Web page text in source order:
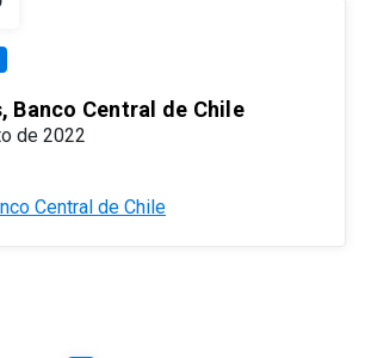
Banco Central de Chile
de 2022
Central de Chile